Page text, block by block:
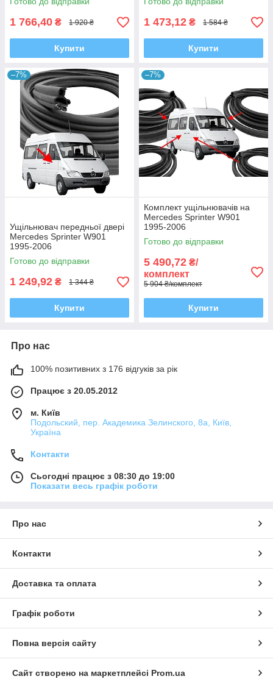
1 766,40 ₴ 1 920 ₴
Купити
1 473,12 ₴ 1 584 ₴
Купити
–7%
Ущільнювач передньої двері
Mercedes Sprinter W901
1995-2006
Готово до відправки
1 249,92 ₴ 1 344 ₴
Купити
–7%
Комплект ущільнювачів на
Mercedes Sprinter W901
1995-2006
Готово до відправки
5 490,72 ₴/
комплект
5 904 ₴/комплект
Купити
Про нас
100% позитивних з 176 відгуків за рік
Працює з 20.05.2012
м. Київ
Подольский, пер. Академика Зелинского, 8а, Київ,
Україна
Контакти
Сьогодні працює з 08:30 до 19:00
Показати весь графік роботи
Про нас
Контакти
Доставка та оплата
Графік роботи
Повна версія сайту
Сайт створено на маркетплейсі Prom.ua